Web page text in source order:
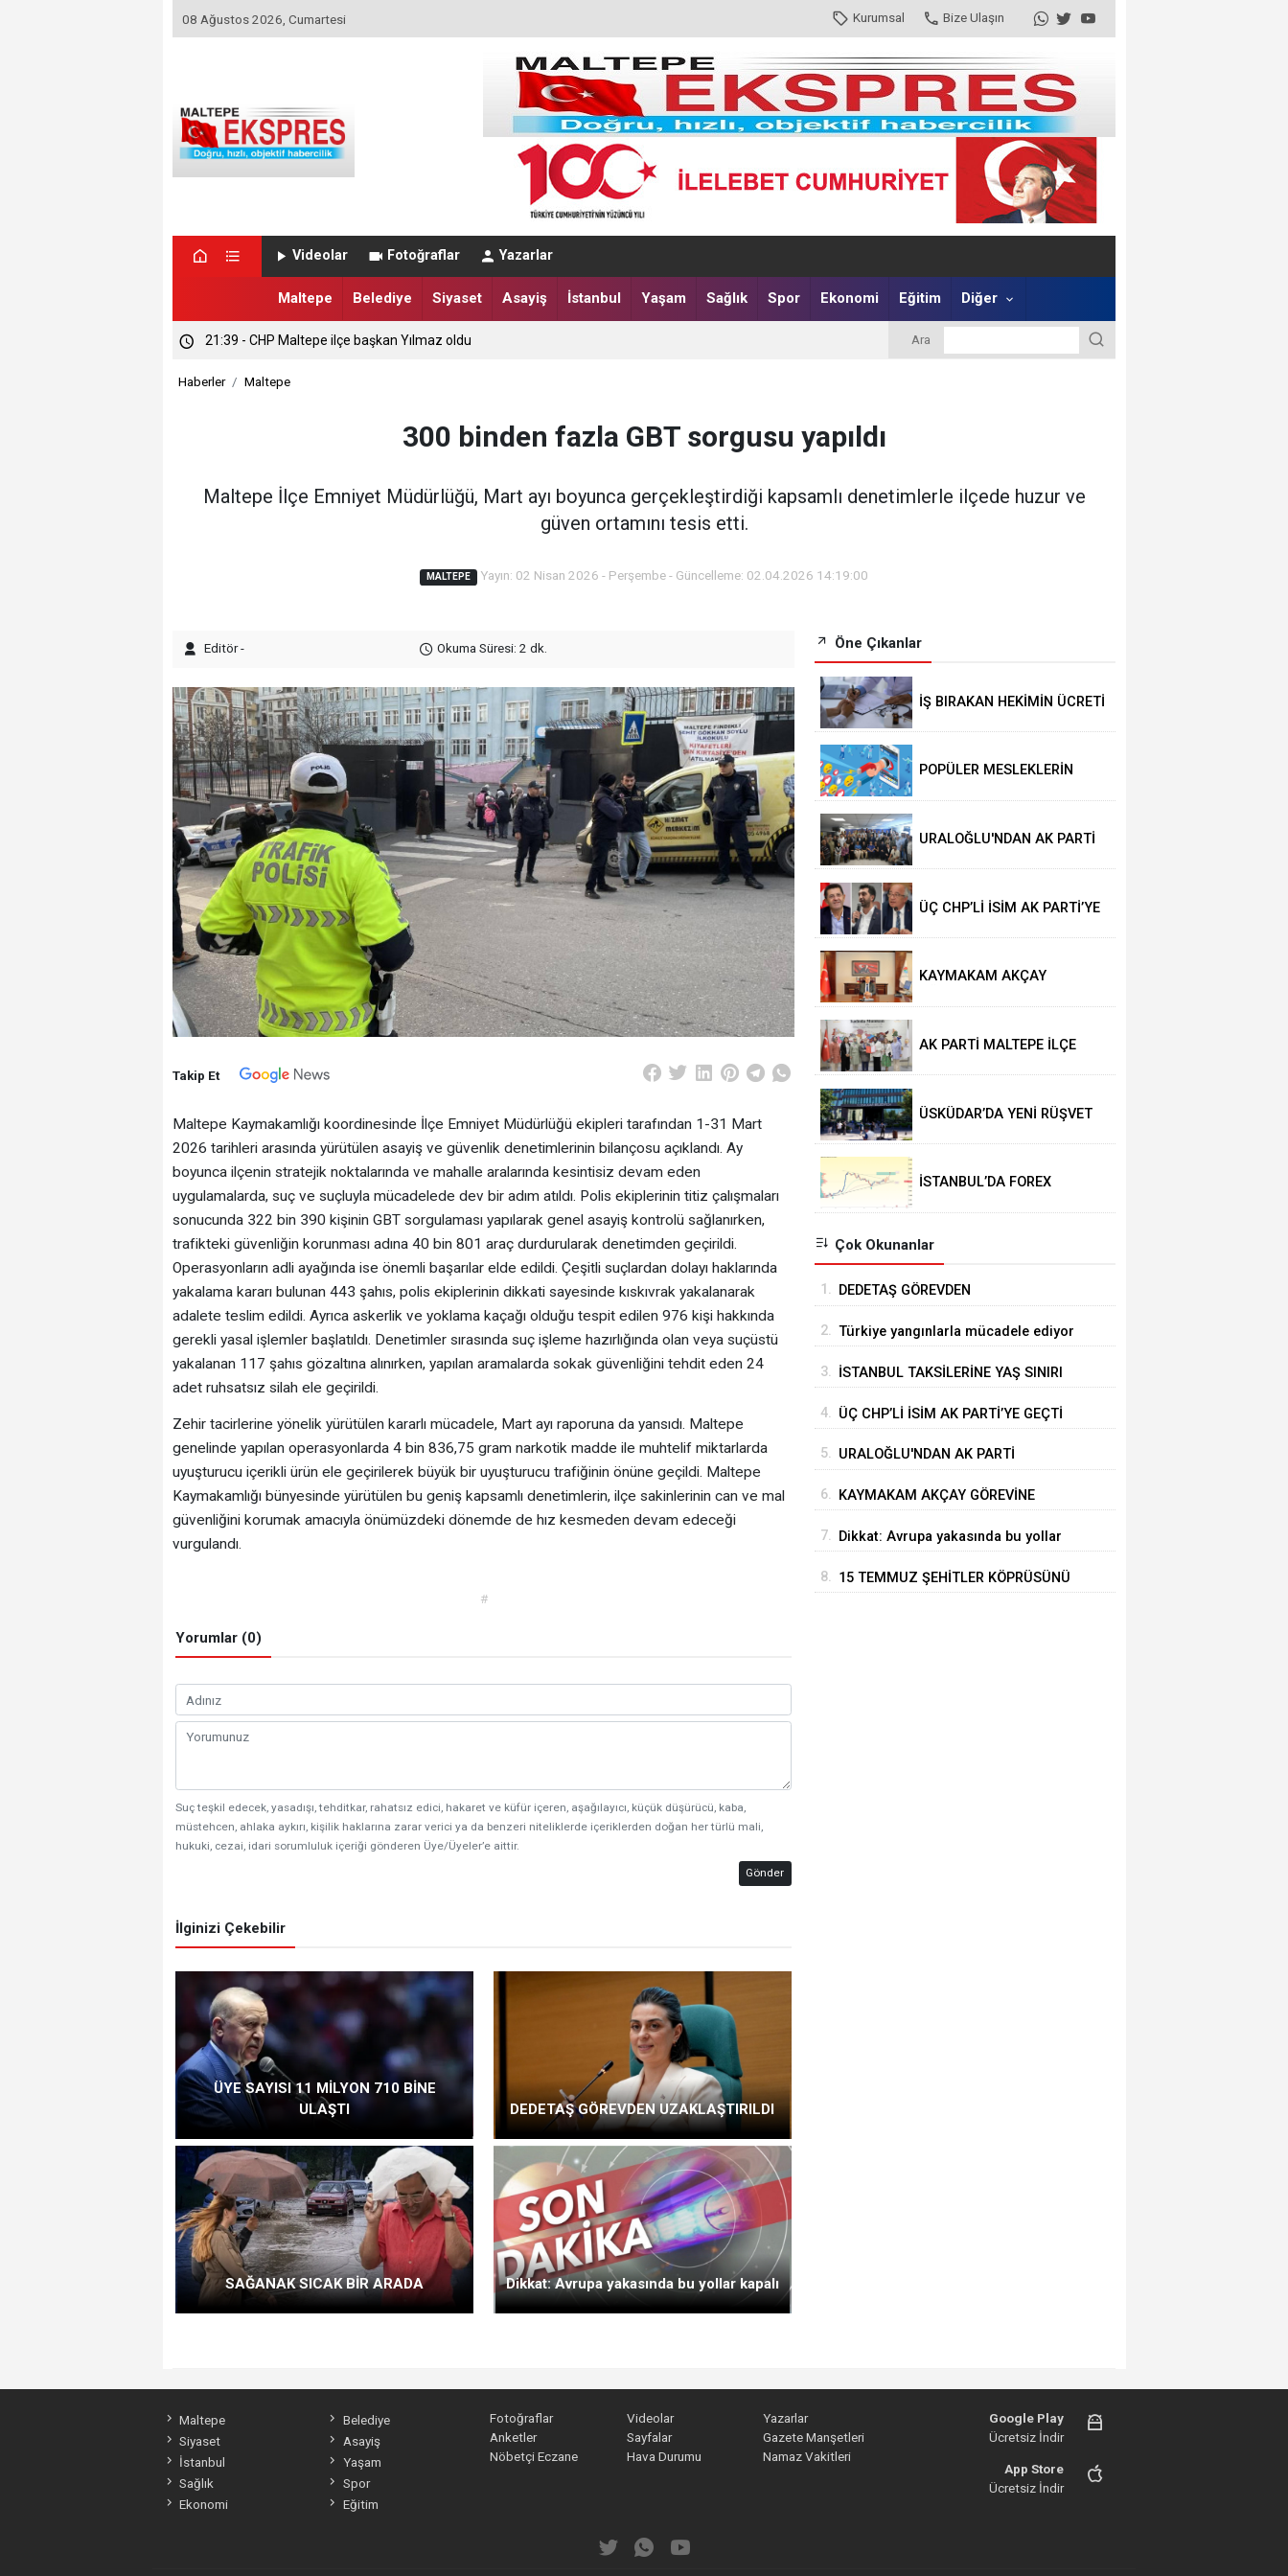
08 Ağustos 2026, Cumartesi Kurumsal Bize Ulaşın
Videolar Fotoğraflar Yazarlar
Maltepe Belediye Siyaset Asayiş İstanbul Yaşam Sağlık Spor Ekonomi Eğitim Diğer
21:39 - CHP Maltepe ilçe başkan Yılmaz oldu Ara
Haberler Maltepe
300 binden fazla GBT sorgusu yapıldı
Maltepe İlçe Emniyet Müdürlüğü, Mart ayı boyunca gerçekleştirdiği kapsamlı denetimlerle ilçede huzur ve
güven ortamını tesis etti.
MALTEPE Yayın: 02 Nisan 2026 - Perşembe - Güncelleme: 02.04.2026 14:19:00
Editör - Okuma Süresi: 2 dk.
Takip Et
Maltepe Kaymakamlığı koordinesinde İlçe Emniyet Müdürlüğü ekipleri tarafından 1-31 Mart
2026 tarihleri arasında yürütülen asayiş ve güvenlik denetimlerinin bilançosu açıklandı. Ay
boyunca ilçenin stratejik noktalarında ve mahalle aralarında kesintisiz devam eden
uygulamalarda, suç ve suçluyla mücadelede dev bir adım atıldı. Polis ekiplerinin titiz çalışmaları
sonucunda 322 bin 390 kişinin GBT sorgulaması yapılarak genel asayiş kontrolü sağlanırken,
trafikteki güvenliğin korunması adına 40 bin 801 araç durdurularak denetimden geçirildi.
Operasyonların adli ayağında ise önemli başarılar elde edildi. Çeşitli suçlardan dolayı haklarında
yakalama kararı bulunan 443 şahıs, polis ekiplerinin dikkati sayesinde kıskıvrak yakalanarak
adalete teslim edildi. Ayrıca askerlik ve yoklama kaçağı olduğu tespit edilen 976 kişi hakkında
gerekli yasal işlemler başlatıldı. Denetimler sırasında suç işleme hazırlığında olan veya suçüstü
yakalanan 117 şahıs gözaltına alınırken, yapılan aramalarda sokak güvenliğini tehdit eden 24
adet ruhsatsız silah ele geçirildi.
Zehir tacirlerine yönelik yürütülen kararlı mücadele, Mart ayı raporuna da yansıdı. Maltepe
genelinde yapılan operasyonlarda 4 bin 836,75 gram narkotik madde ile muhtelif miktarlarda
uyuşturucu içerikli ürün ele geçirilerek büyük bir uyuşturucu trafiğinin önüne geçildi. Maltepe
Kaymakamlığı bünyesinde yürütülen bu geniş kapsamlı denetimlerin, ilçe sakinlerinin can ve mal
güvenliğini korumak amacıyla önümüzdeki dönemde de hız kesmeden devam edeceği
vurgulandı.
#
Yorumlar (0)
Suç teşkil edecek, yasadışı, tehditkar, rahatsız edici, hakaret ve küfür içeren, aşağılayıcı, küçük düşürücü, kaba,
müstehcen, ahlaka aykırı, kişilik haklarına zarar verici ya da benzeri niteliklerde içeriklerden doğan her türlü mali,
hukuki, cezai, idari sorumluluk içeriği gönderen Üye/Üyeler’e aittir.
Gönder
İlginizi Çekebilir
ÜYE SAYISI 11 MİLYON 710 BİNE
ULAŞTI
DEDETAŞ GÖREVDEN UZAKLAŞTIRILDI
SAĞANAK SICAK BİR ARADA Dikkat: Avrupa yakasında bu yollar kapalı
Öne Çıkanlar
İŞ BIRAKAN HEKİMİN ÜCRETİ
POPÜLER MESLEKLERİN
URALOĞLU'NDAN AK PARTİ
ÜÇ CHP’Lİ İSİM AK PARTİ’YE
KAYMAKAM AKÇAY
AK PARTİ MALTEPE İLÇE
DÖNEM
ÜSKÜDAR’DA YENİ RÜŞVET
İSTANBUL’DA FOREX
Çok Okunanlar
1. DEDETAŞ GÖREVDEN
2. Türkiye yangınlarla mücadele ediyor
3. İSTANBUL TAKSİLERİNE YAŞ SINIRI
4. ÜÇ CHP’Lİ İSİM AK PARTİ’YE GEÇTİ
5. URALOĞLU'NDAN AK PARTİ
6. KAYMAKAM AKÇAY GÖREVİNE
7. Dikkat: Avrupa yakasında bu yollar
8. 15 TEMMUZ ŞEHİTLER KÖPRÜSÜNÜ
Maltepe
Belediye
Siyaset
Asayiş
İstanbul
Yaşam
Sağlık
Spor
Ekonomi
Eğitim
Fotoğraflar Videolar
Yazarlar
Anketler
Sayfalar
Gazete Manşetleri
Nöbetçi Eczane
Hava Durumu Namaz Vakitleri
Google Play
Ücretsiz İndir
App Store
Ücretsiz İndir